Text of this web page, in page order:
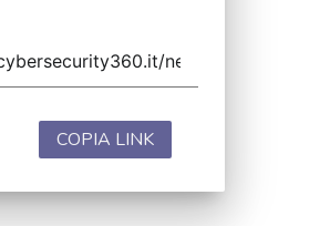
COPIA LINK